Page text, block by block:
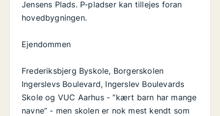
Jensens Plads. P-pladser kan tillejes foran
hovedbygningen.
Ejendommen
Frederiksbjerg Byskole, Borgerskolen
Ingerslevs Boulevard, Ingerslev Boulevards
Skole og VUC Aarhus - ”kært barn har mange
navne” - men skolen er nok mest kendt som